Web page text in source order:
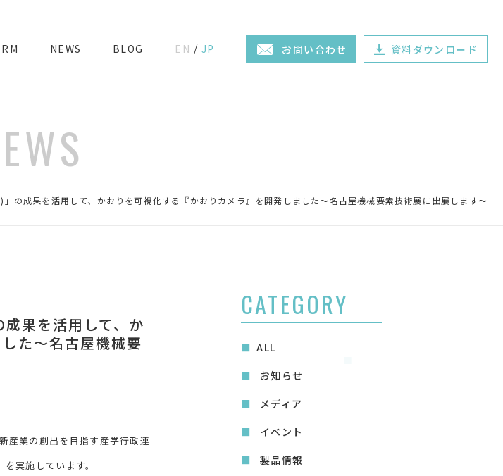
NEWS BLOG EN JP お問い合わせ 資料ダウンロード
の成果を活用して、かおりを可視化する『かおりカメラ』を開発しました～名古屋機械要素技術展に出展します～
果を活用して、か
た～名古屋機械要
産業の創出を目指す産学行政連
実施しています。
CATEGORY
ALL
お知らせ
メディア
イベント
製品情報